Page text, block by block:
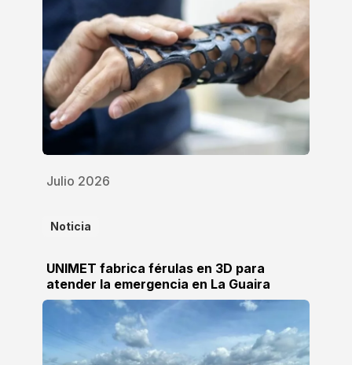
Julio 2026
Noticia
UNIMET fabrica férulas en 3D para
atender la emergencia en La Guaira